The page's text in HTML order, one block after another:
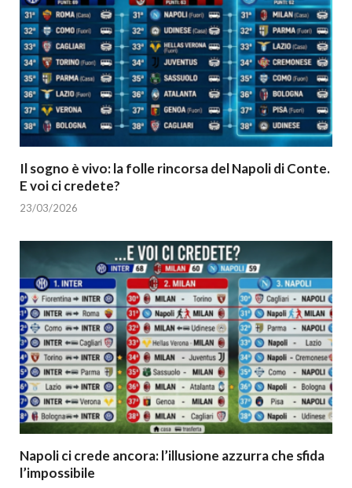
Il sogno è vivo: la folle rincorsa del Napoli di Conte.
E voi ci credete?
23/03/2026
Napoli ci crede ancora: l’illusione azzurra che sfida
l’impossibile